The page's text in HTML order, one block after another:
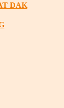
DAK